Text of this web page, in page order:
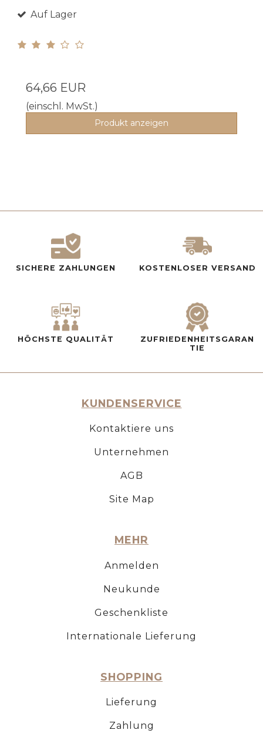
Auf Lager
64,66 EUR
(einschl. MwSt.)
Produkt anzeigen
SICHERE ZAHLUNGEN KOSTENLOSER VERSAND
HÖCHSTE QUALITÄT
ZUFRIEDENHEITSGARAN
TIE
KUNDENSERVICE
Kontaktiere uns
Unternehmen
AGB
Site Map
MEHR
Anmelden
Neukunde
Geschenkliste
Internationale Lieferung
SHOPPING
Lieferung
Zahlung